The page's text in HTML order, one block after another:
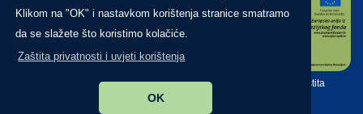
Klikom na "OK" i nastavkom korištenja stranice smatramo
da se slažete što koristimo kolačiće.
Zaštita privatnosti i uvjeti korištenja
OK
Copyright ©2026. Općina Brckovljani, All Rights Reserved |
Zaštita
privatnosti|Digitalna pristupačnost